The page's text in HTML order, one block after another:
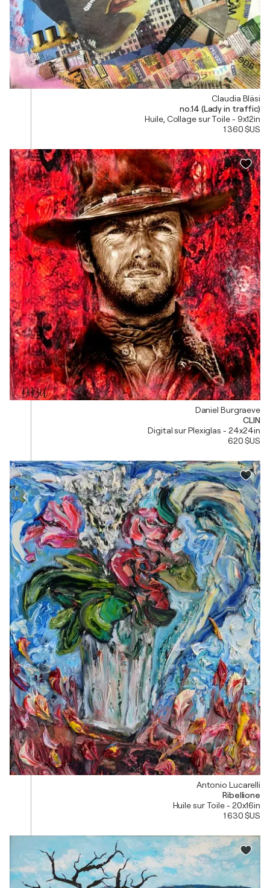
Claudia Bläsi
no.14 (Lady in traffic)
Huile, Collage sur Toile - 9x12in
1 360 $US
Daniel Burgraeve
CLIN
Digital sur Plexiglas - 24x24in
620 $US
Antonio Lucarelli
Ribellione
Huile sur Toile - 20x16in
1 630 $US